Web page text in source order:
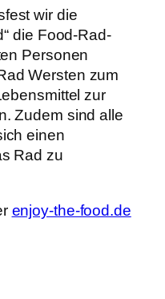
wir die
die Food-Rad-
Personen
Wersten zum
zur
Zudem sind alle
einen
Rad zu
enjoy-the-food.de